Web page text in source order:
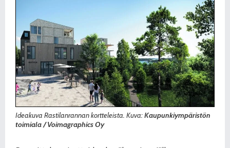
Ideakuva Rastilanrannan kortteleista. Kuva:Kaupunkiympäristön
toimiala / Voimagraphics Oy